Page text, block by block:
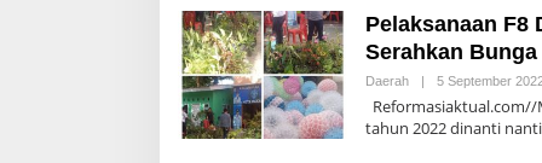
Pelaksanaan F8
Serahkan
Daerah | 5 September
Reformasiaktual.com//
tahun 2022 dinanti